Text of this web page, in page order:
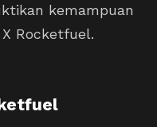
kemampuan
Rocketfuel.